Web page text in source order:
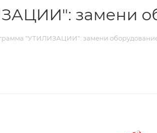
замени
"УТИЛИЗАЦИИ": замени оборудование